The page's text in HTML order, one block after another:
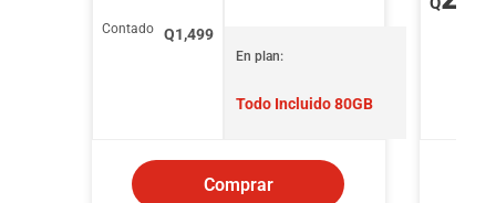
Contado Q1,499
En plan:
Todo Incluido 80GB
Comprar